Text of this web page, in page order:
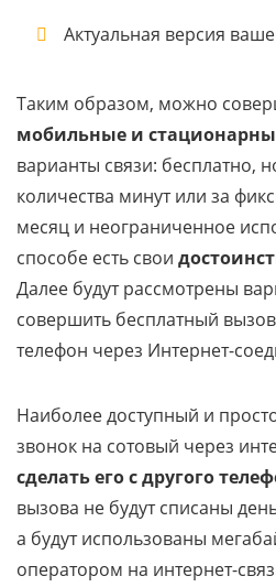
Актуальная версия
Таким образом, можно
мобильные и
варианты связи: бесплатно,
количества минут или за
месяц и неограниченное
способе есть свои
Далее будут рассмотрены
совершить бесплатный
телефон через Интернет-
Наиболее доступный и
звонок на сотовый через
сделать его с другого
вызова не будут списаны
а будут использованы
оператором на интернет-